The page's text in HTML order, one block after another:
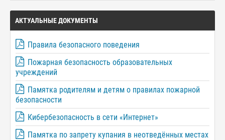
АКТУАЛЬНЫЕ ДОКУМЕНТЫ
Правила безопасного поведения
Пожарная безопасность образовательных
учреждений
Памятка родителям и детям о правилах пожарной
безопасности
Кибербезопасность в сети «Интернет»
Памятка по запрету купания в неотведённых местах